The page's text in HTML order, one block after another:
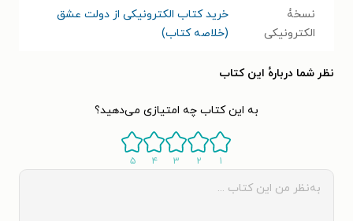
نسخۀ
الکترونیکی
خرید کتاب الکترونیکی از دولت عشق
(خلاصه کتاب)
نظر شما دربارهٔ این کتاب
به این کتاب چه امتیازی می‌دهید؟
۱ ۲ ۳ ۴ ۵